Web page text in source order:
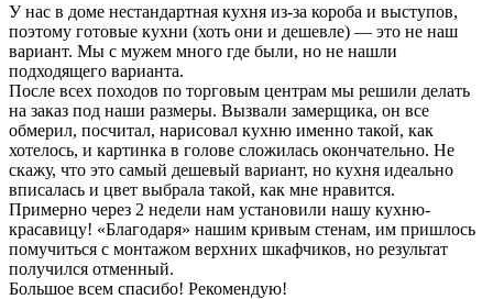
У нас в доме нестандартная кухня из-за короба и выступов,
поэтому готовые кухни (хоть они и дешевле) — это не наш
вариант. Мы с мужем много где были, но не нашли
подходящего варианта.
После всех походов по торговым центрам мы решили делать
на заказ под наши размеры. Вызвали замерщика, он все
обмерил, посчитал, нарисовал кухню именно такой, как
хотелось, и картинка в голове сложилась окончательно. Не
скажу, что это самый дешевый вариант, но кухня идеально
вписалась и цвет выбрала такой, как мне нравится.
Примерно через 2 недели нам установили нашу кухню-
красавицу! «Благодаря» нашим кривым стенам, им пришлось
помучиться с монтажом верхних шкафчиков, но результат
получился отменный.
Большое всем спасибо! Рекомендую!